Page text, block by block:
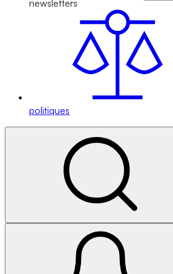
newsletters
politiques